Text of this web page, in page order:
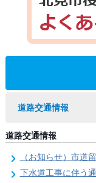
道路交通情報
道路交通情報
（お知らせ）市道
下水道工事に伴う